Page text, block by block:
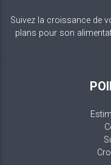
Suivez la croissance de
plans pour son